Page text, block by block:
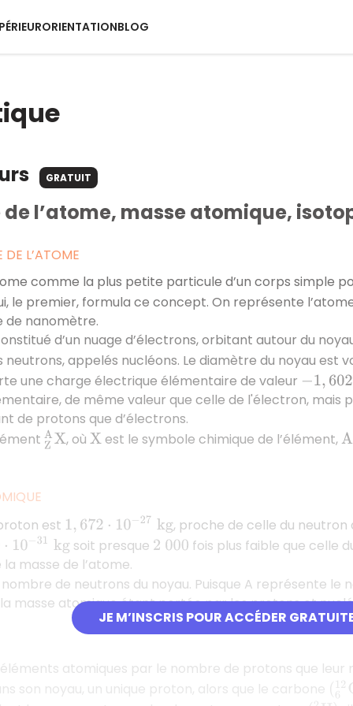
ORIENTATIONBLOG
GRATUIT
JE M’INSCRIS POUR ACCÉDER
l’atome, masse atomique,
DE L’ATOME
comme la plus petite particule d’un corps simple
le premier, formula ce concept. On représente
de nanomètre.
d’un nuage d’électrons, orbitant autour du
appelés nucléons. Le diamètre du noyau est
une charge électrique élémentaire de valeur −1,602⋅10
de même valeur que celle de l'électron, mais
de protons que d’électrons.
ZAX, où X est le symbole chimique de l’élément, A
est 1,672⋅10− 27kg , proche de celle du neutron
− 31 k g soit presque 2 000 fois plus faible que celle
la masse de l’atome.
nombre de neutrons du noyau. Puisque A représente le
la masse atomique étant portée par les protons et
atomiques par le nombre de protons que leur
son noyau, un unique proton, alors que le carbone ( 612